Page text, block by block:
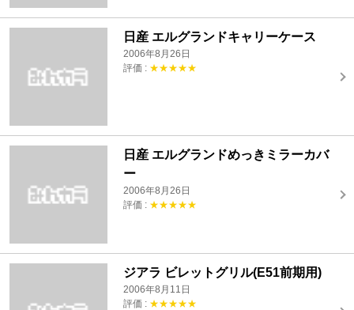
日産 エルグランドキャリーケース
2006年8月26日
評価 : ★★★★★
日産 エルグランドめっきミラーカバ
ー
2006年8月26日
評価 : ★★★★★
ジアラ ビレットグリル(E51前期用)
2006年8月11日
評価 : ★★★★★